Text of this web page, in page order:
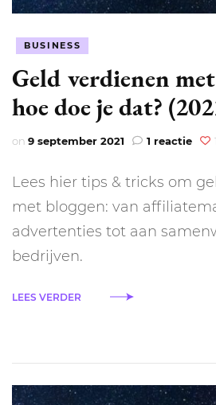
BUSINESS
Geld verdienen
hoe doe je dat?
on 9 september 2021 1 reactieop
met
doe
1
Lees hier tips & tricks om
met bloggen: van
advertenties tot aan
bedrijven.
LEES VERDER